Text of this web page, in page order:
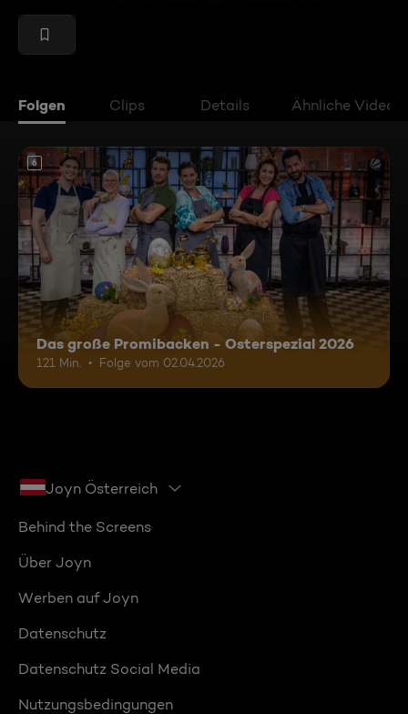
Folgen Clips Details Ähnliche Videos
6
Das große Promibacken - Osterspezial 2026
121 Min. Folge vom 02.04.2026
Joyn Österreich
Behind the Screens
Über Joyn
Werben auf Joyn
Datenschutz
Datenschutz Social Media
Nutzungsbedingungen